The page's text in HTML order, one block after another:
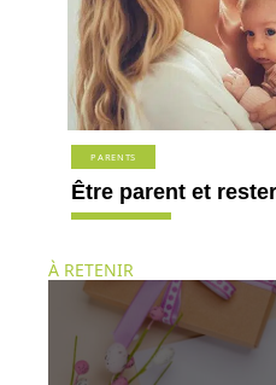
PARENTS
Être parent et
À RETENIR